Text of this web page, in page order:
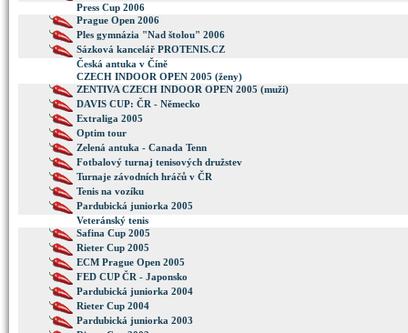
Press Cup 2006
Prague Open 2006
Ples gymnázia "Nad štolou" 2006
Sázková kancelář PROTENIS.CZ
Česká antuka v Číně
CZECH INDOOR OPEN 2005 (ženy)
ZENTIVA CZECH INDOOR OPEN 2005 (muži)
DAVIS CUP: ČR - Německo
Extraliga 2005
Optim tour
Zelená antuka - Canada Tenn
Fotbalový turnaj tenisových družstev
Turnaje závodních hráčů v ČR
Tenis na vozíku
Pardubická juniorka 2005
Veteránský tenis
Safina Cup 2005
Rieter Cup 2005
ECM Prague Open 2005
FED CUP ČR - Japonsko
Pardubická juniorka 2004
Rieter Cup 2004
Pardubická juniorka 2003